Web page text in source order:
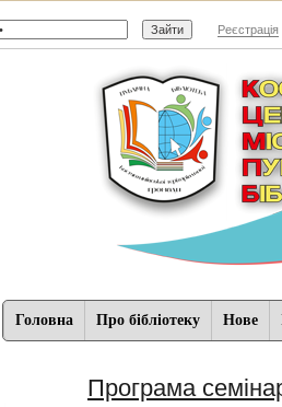
Реєстрація
Головна Про бібліотеку Нове
Програма